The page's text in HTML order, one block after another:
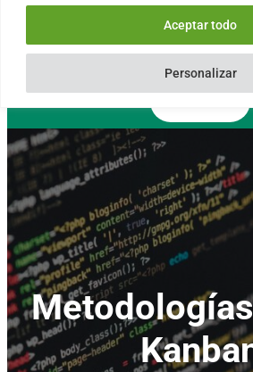
Personalizar
Aceptar todo
0034 – 644 79 25 79
Lun – Vie 9:00 AM a